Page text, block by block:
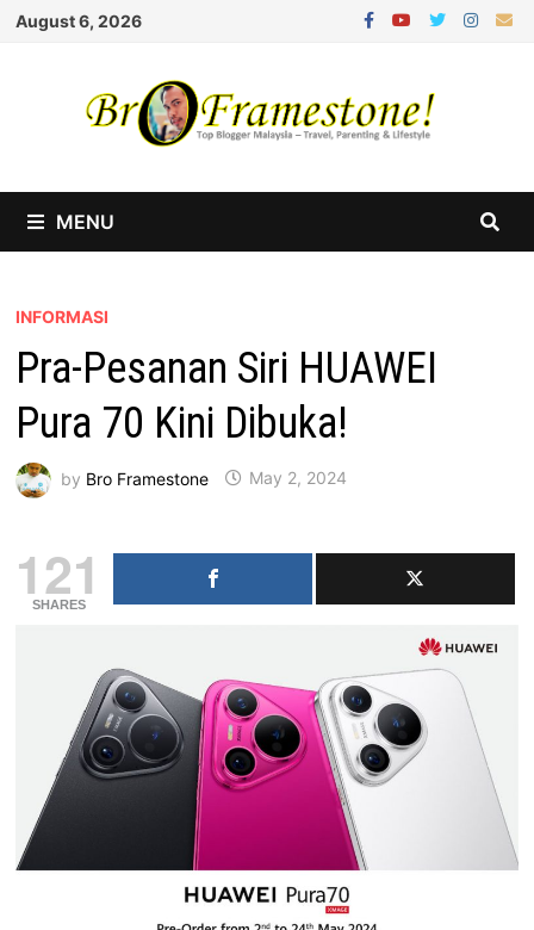
Skip
August 6, 2026
MENU
INFORMASI
Pra-Pesanan Siri HUAWEI
Pura 70 Kini Dibuka!
by Bro Framestone May 2, 2024
121
SHARES